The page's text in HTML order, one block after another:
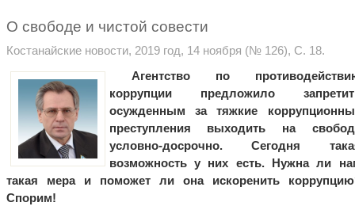
О свободе и чистой совести
Костанайские новости, 2019 год, 14 ноября (№ 126), С. 18.
Агентство по
коррупции предложило
осужденным за тяжкие
преступления выходить на
условно-досрочно. Сегодня
возможность у них есть. Нужна ли
такая мера и поможет ли она искоренить
Спорим!